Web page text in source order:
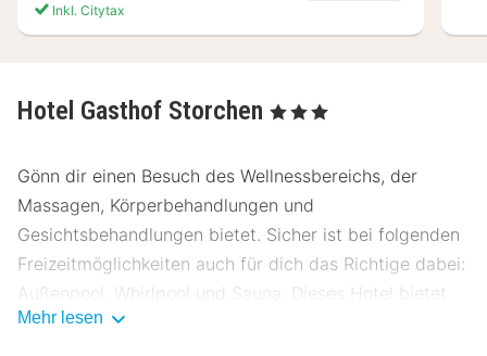
Inkl. Citytax
Hotel Gasthof Storchen , 3 Sterne
Gönn dir einen Besuch des Wellnessbereichs, der
Massagen, Körperbehandlungen und
Gesichtsbehandlungen bietet. Sicher ist bei folgenden
Freizeitmöglichkeiten auch für dich das Richtige dabei:
Außenpool, Whirlpool und Sauna. Dieses Hotel bietet
auch kostenloses WLAN, ein Spielzimmer/Arcade-
Mehr lesen